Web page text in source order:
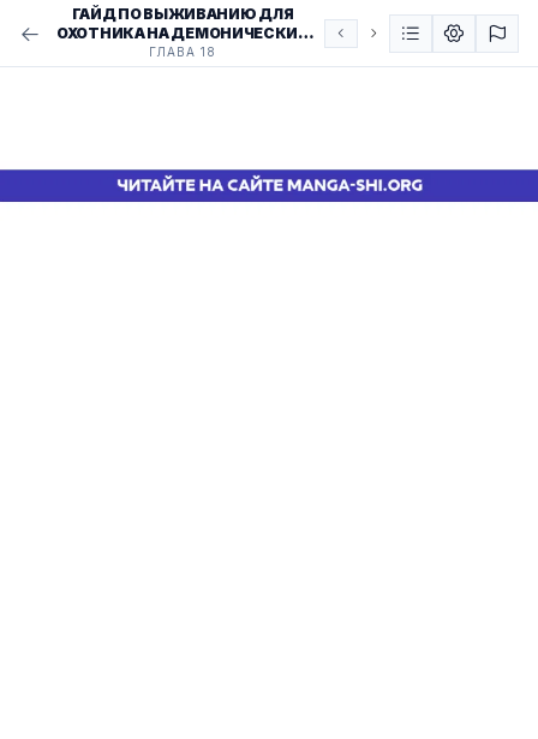
ГАЙД ПО ВЫЖИВАНИЮ ДЛЯ
ОХОТНИКА НА ДЕМОНИЧЕСКИХ
ТВАРЕЙ / HOW A WITCH HUNTER
LIVES
ГЛАВА 18